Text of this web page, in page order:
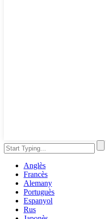
Anglès
Francès
Alemany
Portuguès
Espanyol
Rus